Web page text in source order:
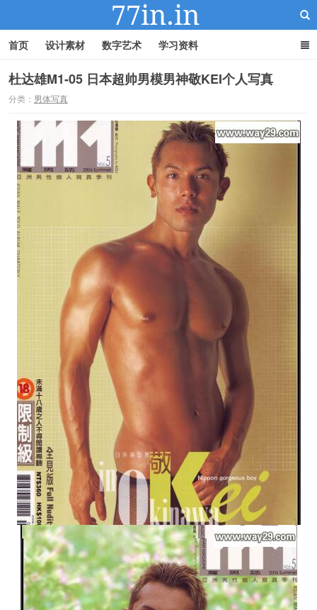
首页 设计素材 数字艺术 学习资料
杜达雄M1-05 日本超帅男模男神敬KEI个人写真
分类： 男体写真